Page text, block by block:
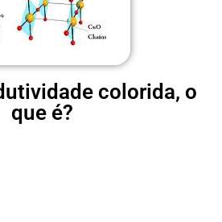
colorida, o
que é?